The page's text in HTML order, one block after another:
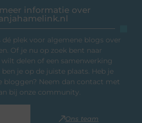
informatie over
dé plek voor algemene blogs over
Of je nu op zoek bent naar
delen of een samenwerking
je op de juiste plaats. Heb je
bloggen? Neem dan contact met
bij onze community.
Ons team